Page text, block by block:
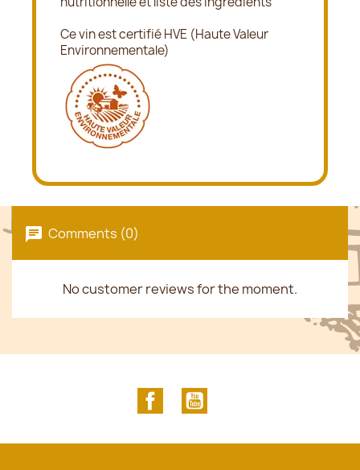
Ce vin est certifié HVE (Haute Valeur
Environnementale)
Comments (0)
No customer reviews for the moment.
Facebook